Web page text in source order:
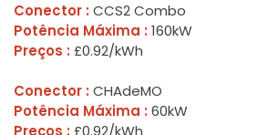
Conector : CCS2 Combo
Potência Máxima : 160kW
Preços : £0.92/kWh
Conector : CHAdeMO
Potência Máxima : 60kW
Preços : £0.92/kWh